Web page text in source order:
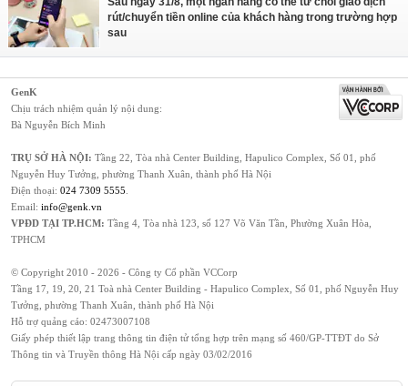
rút/chuyển tiền online của khách hàng trong trường hợp
sau
GenK
Chịu trách nhiệm quản lý nội dung:
Bà Nguyễn Bích Minh
TRỤ SỞ HÀ NỘI: Tầng 22, Tòa nhà Center Building, Hapulico Complex, Số 01, phố
Nguyễn Huy Tưởng, phường Thanh Xuân, thành phố Hà Nội
Điện thoại: 024 7309 5555
Email: info@genk.vn
VPĐD TẠI TP.HCM: Tầng 4, Tòa nhà 123, số 127 Võ Văn Tần, Phường Xuân Hòa,
TPHCM
© Copyright 2010 - 2026 - Công ty Cổ phần VCCorp
Tầng 17, 19, 20, 21 Toà nhà Center Building - Hapulico Complex, Số 01, phố Nguyễn Huy
Tưởng, phường Thanh Xuân, thành phố Hà Nội
Hỗ trợ quảng cáo: 02473007108
Giấy phép thiết lập trang thông tin điện tử tổng hợp trên mạng số 460/GP-TTĐT do Sở
Thông tin và Truyền thông Hà Nội cấp ngày 03/02/2016